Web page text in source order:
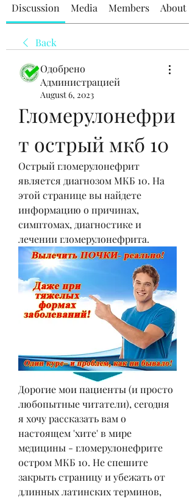
Discussion Media Members About
Back
Одобрено
Администрацией
August 6, 2023
Гломерулонефри
т острый мкб 10
Острый гломерулонефрит
является диагнозом МКБ 10. На
этой странице вы найдете
информацию о причинах,
симптомах, диагностике и
лечении гломерулонефрита.
Дорогие мои пациенты (и просто
любопытные читатели), сегодня
я хочу рассказать вам о
настоящем 'хите' в мире
медицины - гломерулонефрите
остром МКБ 10. Не спешите
закрыть страницу и убежать от
длинных латинских терминов,